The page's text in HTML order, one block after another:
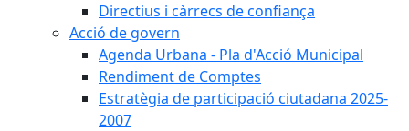
Directius i càrrecs de confiança
Acció de govern
Agenda Urbana - Pla d'Acció Municipal
Rendiment de Comptes
Estratègia de participació ciutadana 2025-
2007